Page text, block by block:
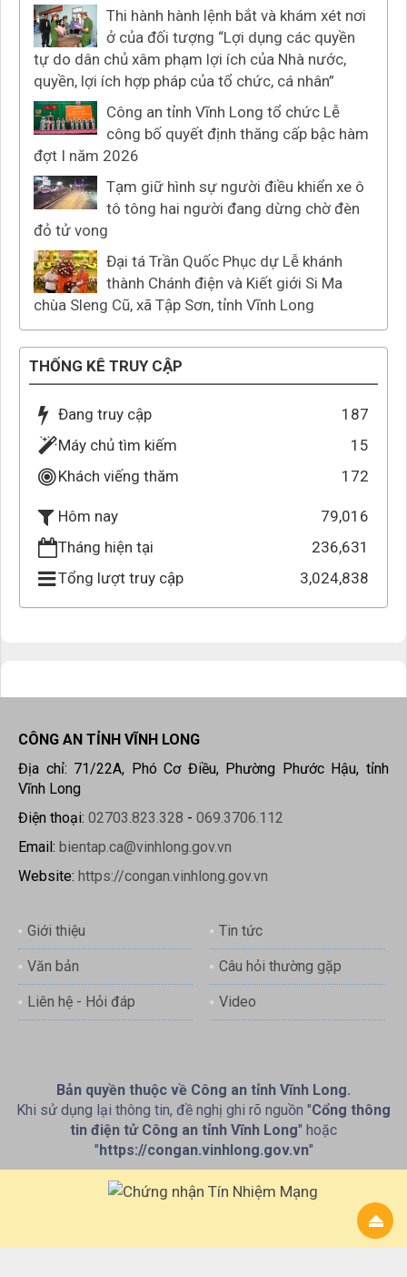
Thi hành hành lệnh bắt và khám xét nơi
ở của đối tượng “Lợi dụng các quyền
tự do dân chủ xâm phạm lợi ích của Nhà nước,
quyền, lợi ích hợp pháp của tổ chức, cá nhân”
Công an tỉnh Vĩnh Long tổ chức Lễ
công bố quyết định thăng cấp bậc hàm
đợt I năm 2026
Tạm giữ hình sự người điều khiển xe ô
tô tông hai người đang dừng chờ đèn
đỏ tử vong
Đại tá Trần Quốc Phục dự Lễ khánh
thành Chánh điện và Kiết giới Si Ma
chùa Sleng Cũ, xã Tập Sơn, tỉnh Vĩnh Long
THỐNG KÊ TRUY CẬP
Đang truy cập
187
Máy chủ tìm kiếm
15
Khách viếng thăm
172
Hôm nay
79,016
Tháng hiện tại
236,631
Tổng lượt truy cập
3,024,838
CÔNG AN TỈNH VĨNH LONG
Địa chỉ: 71/22A, Phó Cơ Điều, Phường Phước Hậu, tỉnh
Vĩnh Long
Điện thoại: 02703.823.328 - 069.3706.112
Email: bientap.ca@vinhlong.gov.vn
Website: https://congan.vinhlong.gov.vn
Giới thiệu Tin tức
Văn bản Câu hỏi thường gặp
Liên hệ - Hỏi đáp Video
Bản quyền thuộc về Công an tỉnh Vĩnh Long.
Khi sử dụng lại thông tin, đề nghị ghi rõ nguồn "Cổng thông
tin điện tử Công an tỉnh Vĩnh Long" hoặc
"https://congan.vinhlong.gov.vn"